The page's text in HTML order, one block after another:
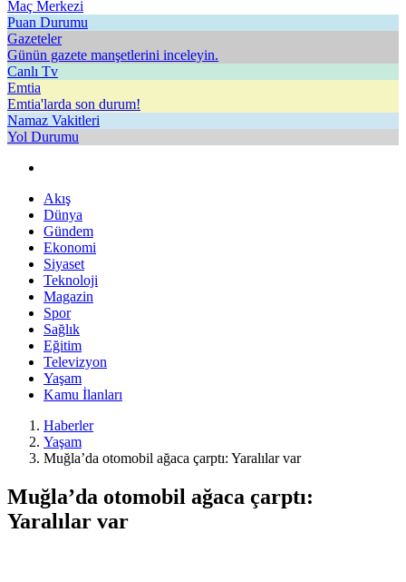
Maç Merkezi
Puan Durumu
Gazeteler
Günün gazete manşetlerini inceleyin.
Canlı Tv
Emtia
Emtia'larda son durum!
Namaz Vakitleri
Yol Durumu
Akış
Dünya
Gündem
Ekonomi
Siyaset
Teknoloji
Magazin
Spor
Sağlık
Eğitim
Televizyon
Yaşam
Kamu İlanları
Haberler
Yaşam
Muğla’da otomobil ağaca çarptı: Yaralılar var
Muğla’da otomobil ağaca çarptı:
Yaralılar var